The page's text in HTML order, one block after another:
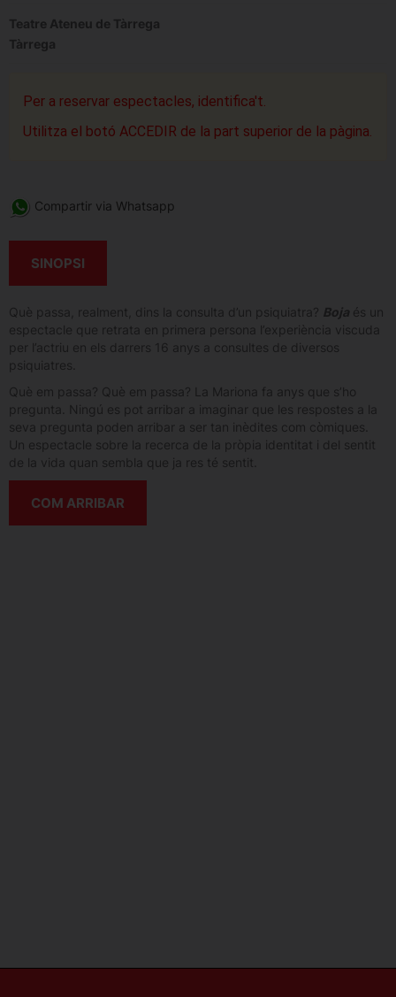
Teatre Ateneu de Tàrrega
Tàrrega
Per a reservar espectacles, identifica't.
Utilitza el botó ACCEDIR de la part superior de la pàgina.
Compartir via Whatsapp
SINOPSI
Què passa, realment, dins la consulta d’un psiquiatra? Boja és un
espectacle que retrata en primera persona l’experiència viscuda
per l’actriu en els darrers 16 anys a consultes de diversos
psiquiatres.
Què em passa? Què em passa? La Mariona fa anys que s’ho
pregunta. Ningú es pot arribar a imaginar que les respostes a la
seva pregunta poden arribar a ser tan inèdites com còmiques.
Un espectacle sobre la recerca de la pròpia identitat i del sentit
de la vida quan sembla que ja res té sentit.
COM ARRIBAR